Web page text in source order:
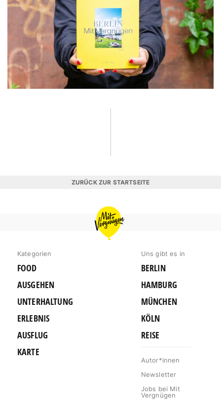
ZURÜCK ZUR STARTSEITE
MIT
VERGNÜGEN
BERLIN
Kategorien
FOOD
AUSGEHEN
UNTERHALTUNG
ERLEBNIS
AUSFLUG
KARTE
Uns gibt es in
BERLIN
HAMBURG
MÜNCHEN
KÖLN
REISE
Autor*innen
Newsletter
Jobs bei Mit
Vergnügen